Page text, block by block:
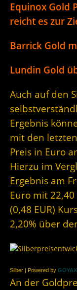
Equinox Gold
reicht es zur
Barrick Gold
Lundin Gold
Auch auf den
Ergebnis
mit den
Preis in Euro
Hierzu im
Ergebnis am
Euro mit
(0,48 EUR)
2,20% über
Silber | Powered by
An der